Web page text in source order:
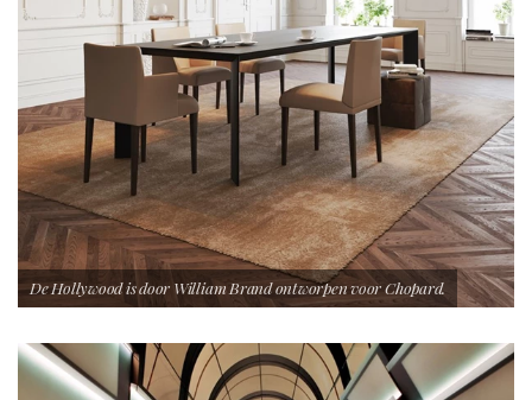
De Hollywood is door William Brand ontworpen voor Chopard.